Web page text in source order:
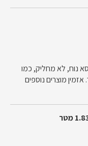
נוח, לא מחליק, כמו
מוצרים נוספים